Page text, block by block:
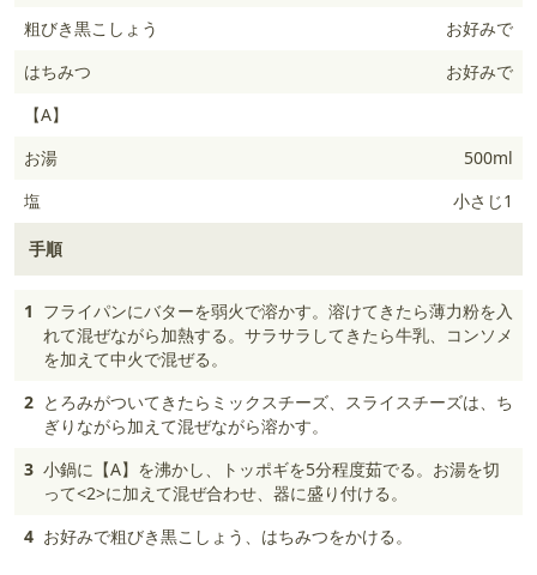
粗びき黒こしょう
お好みで
はちみつ
お好みで
【A】
お湯
500ml
塩
小さじ1
手順
1 フライパンにバターを弱火で溶かす。溶けてきたら薄力粉を入
れて混ぜながら加熱する。サラサラしてきたら牛乳、コンソメ
を加えて中火で混ぜる。
2 とろみがついてきたらミックスチーズ、スライスチーズは、ち
ぎりながら加えて混ぜながら溶かす。
3 小鍋に【A】を沸かし、トッポギを5分程度茹でる。お湯を切
って<2>に加えて混ぜ合わせ、器に盛り付ける。
4 お好みで粗びき黒こしょう、はちみつをかける。